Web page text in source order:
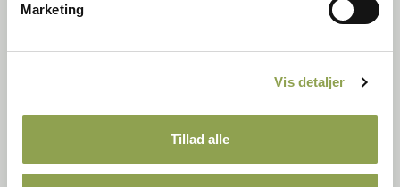
Marketing
Vis detaljer
Tillad alle
Relaterede artikler